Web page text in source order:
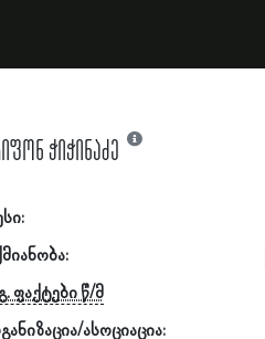
ჭიჭინაძე
ფაქტები წ/მ
ასოციაცია: